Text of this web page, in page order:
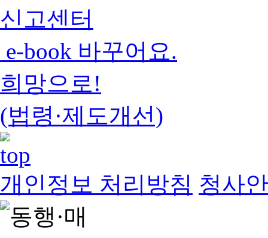
신고센터
e-book 바꾸어요.
희망으로!
(법령·제도개선)
개인정보 처리방침 청사